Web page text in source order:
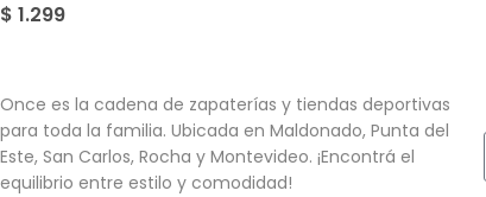
$ 1.299
Once es la cadena de zapaterías y tiendas deportivas
para toda la familia. Ubicada en Maldonado, Punta del
Este, San Carlos, Rocha y Montevideo. ¡Encontrá el
equilibrio entre estilo y comodidad!